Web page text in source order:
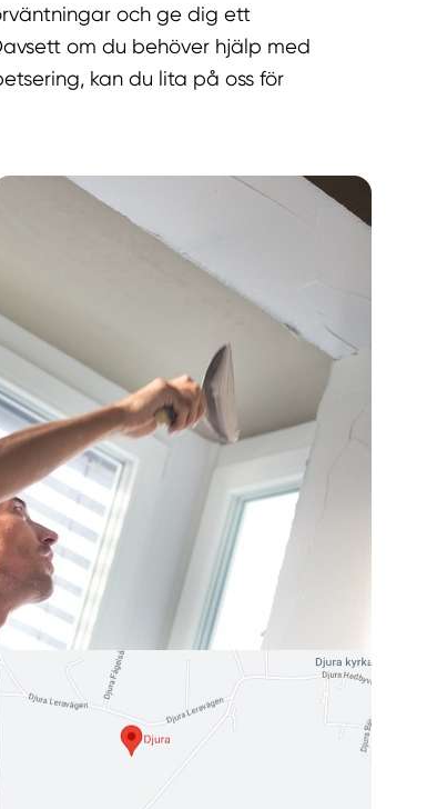
och ge dig ett
om du behöver hjälp med
kan du lita på oss för